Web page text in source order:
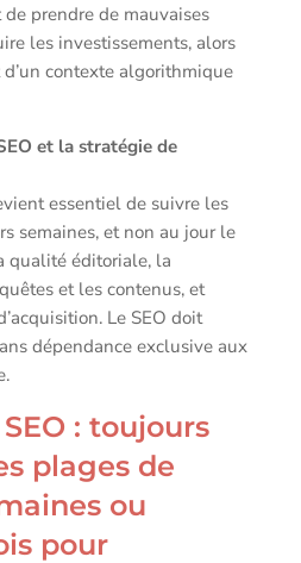
prendre de mauvaises
les investissements, alors
contexte algorithmique
et la stratégie de
essentiel de suivre les
semaines, et non au jour le
qualité éditoriale, la
et les contenus, et
Le SEO doit
dépendance exclusive aux
: toujours
plages de
ou
pour